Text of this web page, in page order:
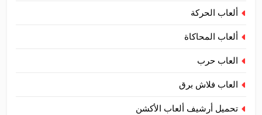
ألعاب الحركة
ألعاب المحاكاة
العاب حرب
العاب فلاش برق
تحميل أرشيف ألعاب الأكشن